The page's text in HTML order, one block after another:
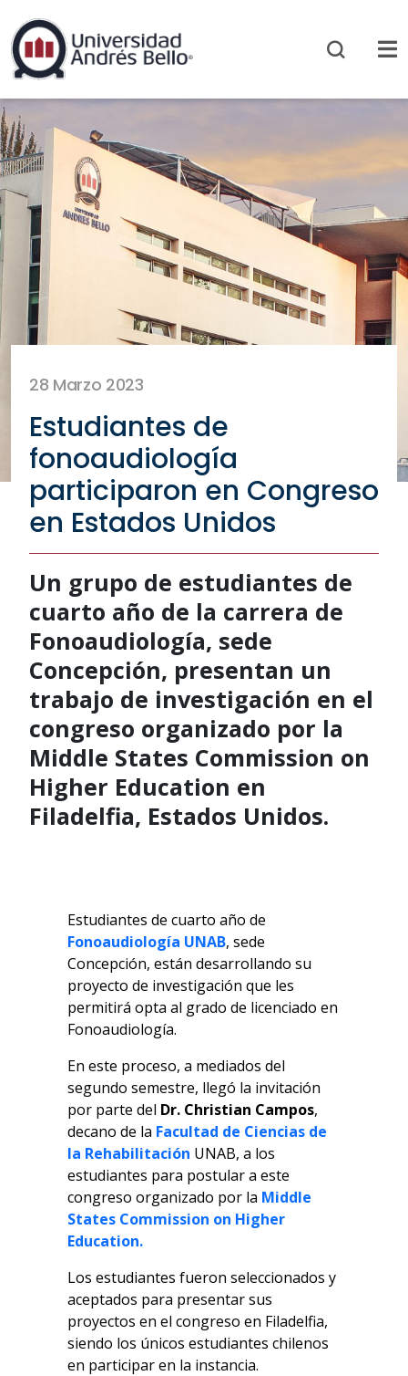
28 Marzo 2023
Estudiantes de
fonoaudiología
participaron en Congreso
en Estados Unidos
Un grupo de estudiantes de
cuarto año de la carrera de
Fonoaudiología, sede
Concepción, presentan un
trabajo de investigación en el
congreso organizado por la
Middle States Commission on
Higher Education en
Filadelfia, Estados Unidos.
Estudiantes de cuarto año de
Fonoaudiología UNAB, sede
Concepción, están desarrollando su
proyecto de investigación que les
permitirá opta al grado de licenciado en
Fonoaudiología.
En este proceso, a mediados del
segundo semestre, llegó la invitación
por parte del Dr. Christian Campos,
decano de la Facultad de Ciencias de
la Rehabilitación UNAB, a los
estudiantes para postular a este
congreso organizado por la Middle
States Commission on Higher
Education.
Los estudiantes fueron seleccionados y
aceptados para presentar sus
proyectos en el congreso en Filadelfia,
siendo los únicos estudiantes chilenos
en participar en la instancia.